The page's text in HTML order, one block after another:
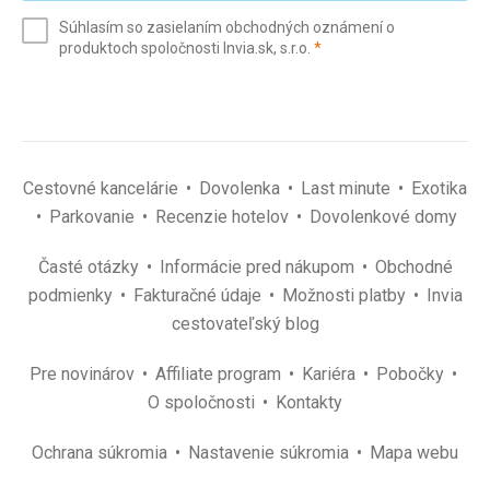
(povinné)
Súhlasím so zasielaním obchodných oznámení o
produktoch spoločnosti Invia.sk, s.r.o. *(povinné)
Cestovné kancelárie Dovolenka Last minute
Exotika
Parkovanie
Recenzie hotelov Dovolenkové domy
Časté otázky Informácie pred nákupom
Obchodné
podmienky
Fakturačné údaje Možnosti platby
Invia
cestovateľský blog
Pre novinárov Affiliate program Kariéra
Pobočky
O spoločnosti
Kontakty
Ochrana súkromia Nastavenie súkromia Mapa webu